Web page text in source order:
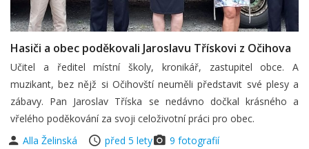
Hasiči a obec poděkovali Jaroslavu Třískovi z Očihova
Učitel a ředitel místní školy, kronikář, zastupitel obce. A
muzikant, bez nějž si Očihovští neuměli představit své plesy a
zábavy. Pan Jaroslav Tříska se nedávno dočkal krásného a
vřelého poděkování za svoji celoživotní práci pro obec.
Alla Želinská
před 5 lety 9 fotografií